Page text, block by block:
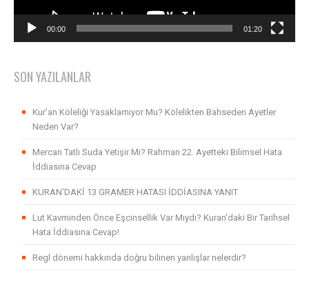
00:00 01:20
SON YAZILANLAR
Kur’an Köleliği Yasaklamıyor Mu? Kölelikten Bahseden Ayetler
Neden Var?
Mercan Tatlı Suda Yetişir Mi? Rahman 22. Ayetteki Bilimsel Hata
İddiasına Cevap
KURAN’DAKİ 13 GRAMER HATASI İDDİASINA YANIT
Lut Kavminden Önce Eşcinsellik Var Mıydı? Kuran’daki Bir Tarihsel
Hata İddiasına Cevap!
Regl dönemi hakkında doğru bilinen yanlışlar nelerdir?